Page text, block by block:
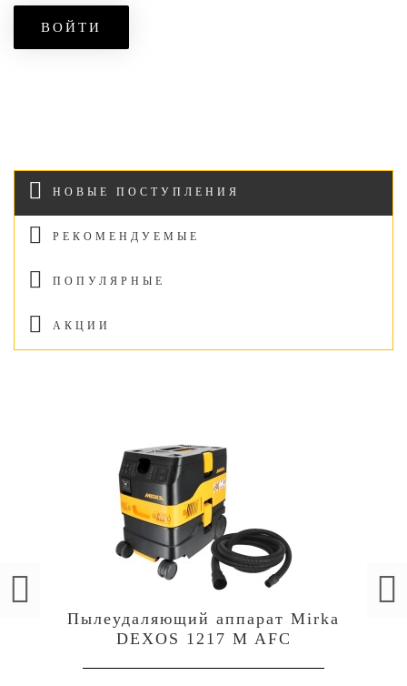
НОВЫЕ ПОСТУПЛЕНИЯ
РЕКОМЕНДУЕМЫЕ
ПОПУЛЯРНЫЕ
АКЦИИ
Пылеудаляющий аппарат Mirka
DEXOS 1217 M AFC